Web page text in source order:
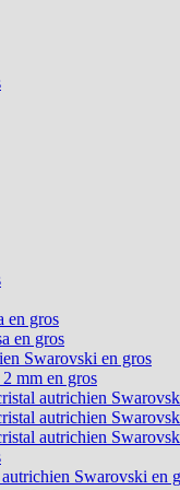
en gros
en gros
Swarovski en gros
mm en gros
autrichien
autrichien
autrichien
Swarovski en